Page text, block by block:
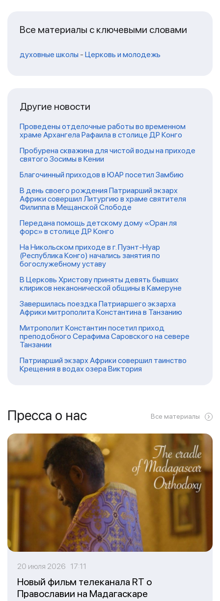
Все материалы с ключевыми словами
духовные школы - Церковь и молодежь
Другие новости
Проведены отделочные работы во временном
храме Архангела Рафаила в столице ДР Конго
Пробурена скважина для чистой воды на приходе
святого Зосимы в Кении
Благочинный приходов в ЮАР посетил Замбию
В день своего рождения Патриарший экзарх
Африки совершил Литургию в храме святителя
Филиппа в Мещанской Слободе
Передана помощь детскому дому «Оран ля
форс» в столице ДР Конго
На Никольском приходе в г. Пуэнт-Нуар
(Республика Конго) начались занятия по
богослужебному уставу
В Церковь Христову приняты девять бывших
клириков неканонической общины в Камеруне
Завершилась поездка Патриаршего экзарха
Африки митрополита Константина в Танзанию
Митрополит Константин посетил приход
преподобного Серафима Саровского на севере
Танзании
Патриарший экзарх Африки совершил таинство
Крещения в водах озера Виктория
Пресса о нас Все материалы
20 июля 2026 17:11
Новый фильм телеканала RT о
Православии на Мадагаскаре